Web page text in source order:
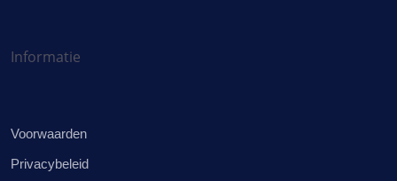
Informatie
Voorwaarden
Privacybeleid